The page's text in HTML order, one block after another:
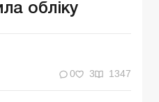
обліку
0 3 1347